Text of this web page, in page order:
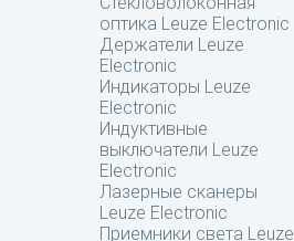
оптика Leuze Electronic
Держатели Leuze
Electronic
Индикаторы Leuze
Electronic
Индуктивные
выключатели Leuze
Electronic
Лазерные сканеры
Leuze Electronic
Приемники света Leuze